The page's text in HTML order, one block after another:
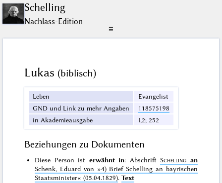
Schelling
Nachlass-Edition
☰
Lukas (biblisch)
Leben
Evangelist
GND und Link zu mehr Angaben
118575198
in Akademieausgabe
I,2; 252
Beziehungen zu Dokumenten
Diese Person ist erwähnt in: AbschriftSchelling an
Schenk, Eduard von »4) Brief Schelling an bayrischen
Staatsminister« (05.04.1829).Text